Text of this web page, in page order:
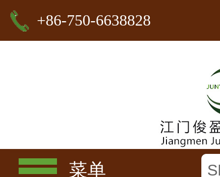
+86-750-6638828
菜单